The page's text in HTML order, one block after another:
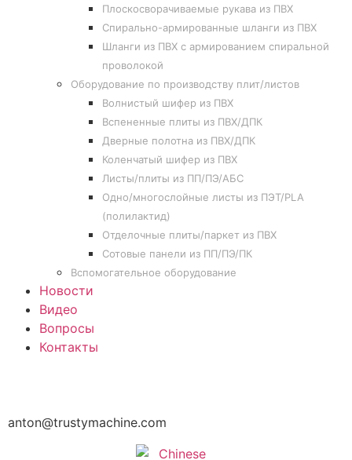
Плоскосворачиваемые рукава из ПВХ
Спирально-армированные шланги из ПВХ
Шланги из ПВХ с армированием спиральной
проволокой
Оборудование по производству плит/листов
Волнистый шифер из ПВХ
Вспененные плиты из ПВХ/ДПК
Дверные полотна из ПВХ/ДПК
Коленчатый шифер из ПВХ
Листы/плиты из ПП/ПЭ/АБС
Одно/многослойные листы из ПЭТ/PLA
(полилактид)
Отделочные плиты/паркет из ПВХ
Сотовые панели из ПП/ПЭ/ПК
Вспомогательное оборудование
Новости
Видео
Вопросы
Контакты
anton@trustymachine.com